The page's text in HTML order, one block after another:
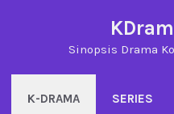
Sinopsis Drama
K-DRAMA SERIES